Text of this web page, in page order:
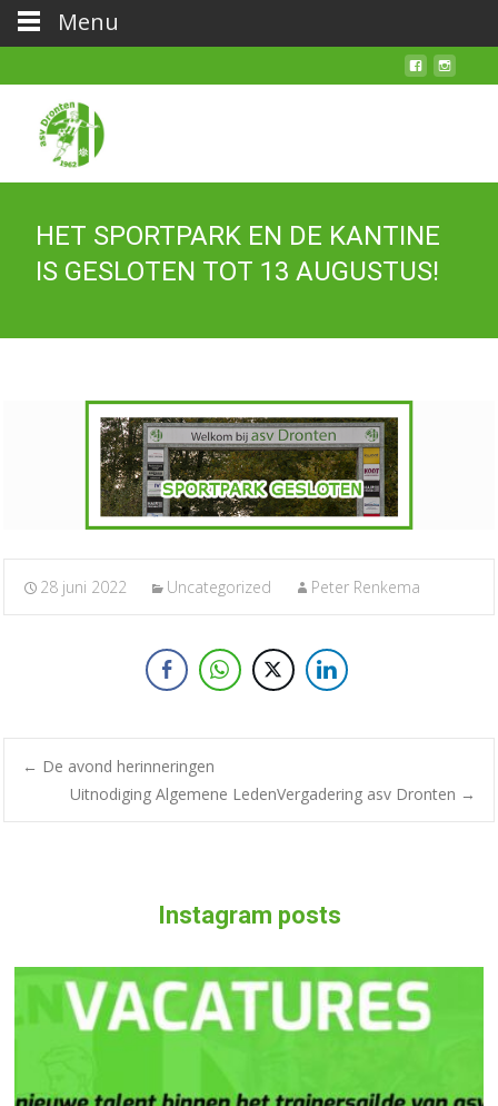
HET SPORTPARK EN DE KANTINE
IS GESLOTEN TOT 13 AUGUSTUS!
28 juni 2022 Uncategorized Peter Renkema
Bericht
← De avond herinneringen
Uitnodiging Algemene LedenVergadering asv Dronten →
Instagram posts
Menu